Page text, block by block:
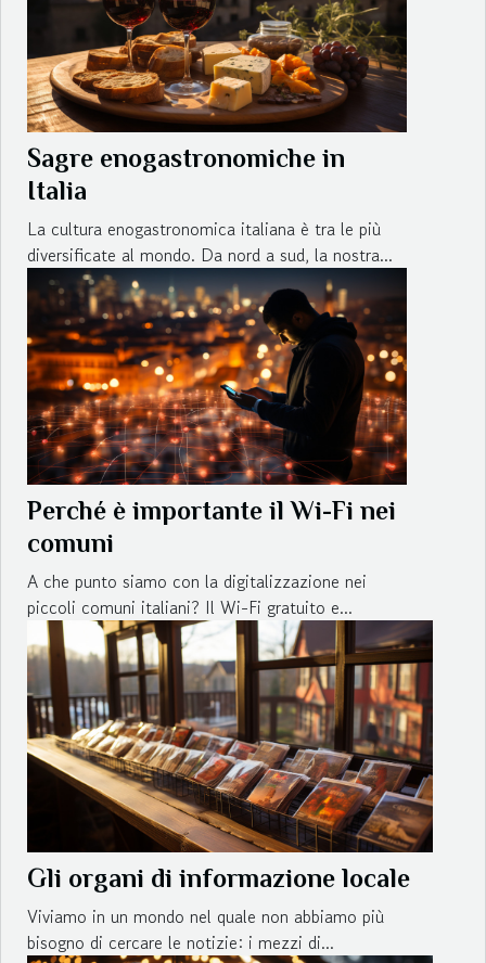
Gli organi di informazione locale
Viviamo in un mondo nel quale non abbiamo più
bisogno di cercare le notizie: i mezzi di...
Sagre enogastronomiche in
Italia
La cultura enogastronomica italiana è tra le più
diversificate al mondo. Da nord a sud, la nostra...
Perché è importante il Wi-Fi nei
comuni
A che punto siamo con la digitalizzazione nei
piccoli comuni italiani? Il Wi-Fi gratuito e...